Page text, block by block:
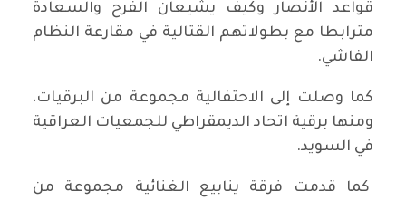
قواعد الأنصار وكيف يشيعان الفرح والسعادة
مترابطا مع بطولاتهم القتالية في مقارعة النظام
الفاشي.
كما وصلت إلى الاحتفالية مجموعة من البرقيات،
ومنها برقية اتحاد الديمقراطي للجمعيات العراقية
في السويد.
كما قدمت فرقة ينابيع الغنائية مجموعة من